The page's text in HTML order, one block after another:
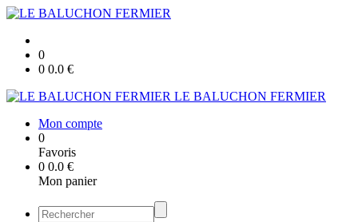
0
0 0.0 €
LE BALUCHON FERMIER
Mon compte
0
Favoris
0 0.0 €
Mon panier